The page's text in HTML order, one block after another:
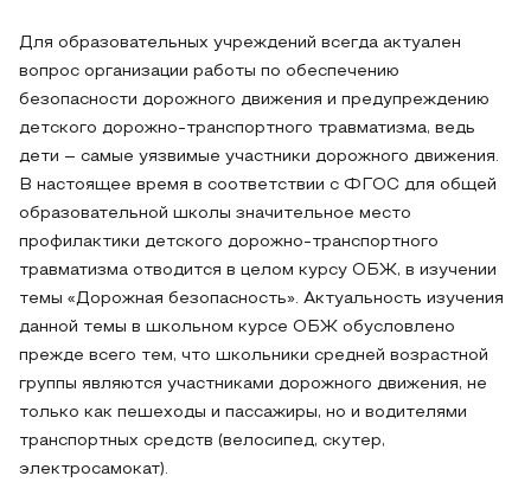
Для образовательных учреждений всегда актуален
вопрос организации работы по обеспечению
безопасности дорожного движения и предупреждению
детского дорожно-транспортного травматизма, ведь
дети – самые уязвимые участники дорожного движения.
В настоящее время в соответствии с ФГОС для общей
образовательной школы значительное место
профилактики детского дорожно-транспортного
травматизма отводится в целом курсу ОБЖ, в изучении
темы «Дорожная безопасность». Актуальность изучения
данной темы в школьном курсе ОБЖ обусловлено
прежде всего тем, что школьники средней возрастной
группы являются участниками дорожного движения, не
только как пешеходы и пассажиры, но и водителями
транспортных средств (велосипед, скутер,
электросамокат).